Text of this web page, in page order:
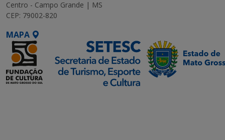
Centro - Campo Grande | MS
CEP: 79002-820
MAPA